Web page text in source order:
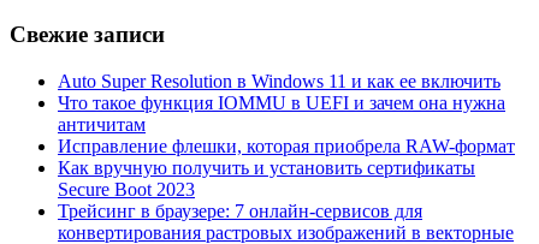
Свежие записи
Auto Super Resolution в Windows 11 и как ее включить
Что такое функция IOMMU в UEFI и зачем она нужна
античитам
Исправление флешки, которая приобрела RAW-формат
Как вручную получить и установить сертификаты
Secure Boot 2023
Трейсинг в браузере: 7 онлайн-сервисов для
конвертирования растровых изображений в векторные